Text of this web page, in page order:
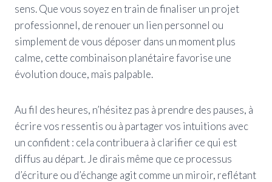
sens. Que vous soyez en train de finaliser un projet
professionnel, de renouer un lien personnel ou
simplement de vous déposer dans un moment plus
calme, cette combinaison planétaire favorise une
évolution douce, mais palpable.
Au fil des heures, n’hésitez pas à prendre des pauses, à
écrire vos ressentis ou à partager vos intuitions avec
un confident : cela contribuera à clarifier ce qui est
diffus au départ. Je dirais même que ce processus
d’écriture ou d’échange agit comme un miroir, reflétant